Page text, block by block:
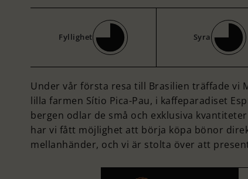
Fyllighet Syra
Under vår första resa till Brasilien träffade vi
lilla farmen Sítio Pica-Pau, i kaffeparadiset
bergen odlar de små och exklusiva
har vi fått möjlighet att börja köpa bönor
mellanhänder, och vi är stolta över att